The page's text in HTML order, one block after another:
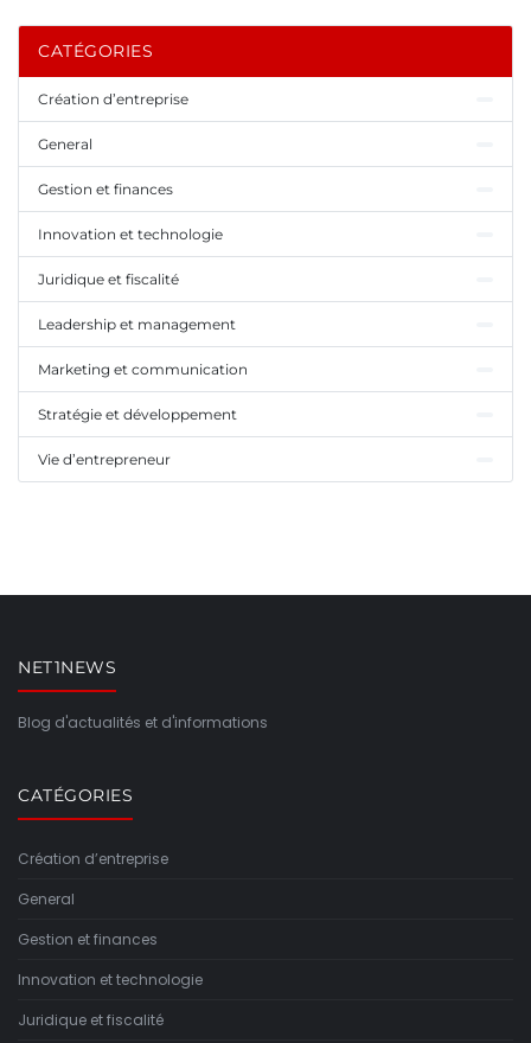
CATÉGORIES
Création d’entreprise
General
Gestion et finances
Innovation et technologie
Juridique et fiscalité
Leadership et management
Marketing et communication
Stratégie et développement
Vie d’entrepreneur
NET1NEWS
Blog d'actualités et d'informations
CATÉGORIES
Création d’entreprise
General
Gestion et finances
Innovation et technologie
Juridique et fiscalité